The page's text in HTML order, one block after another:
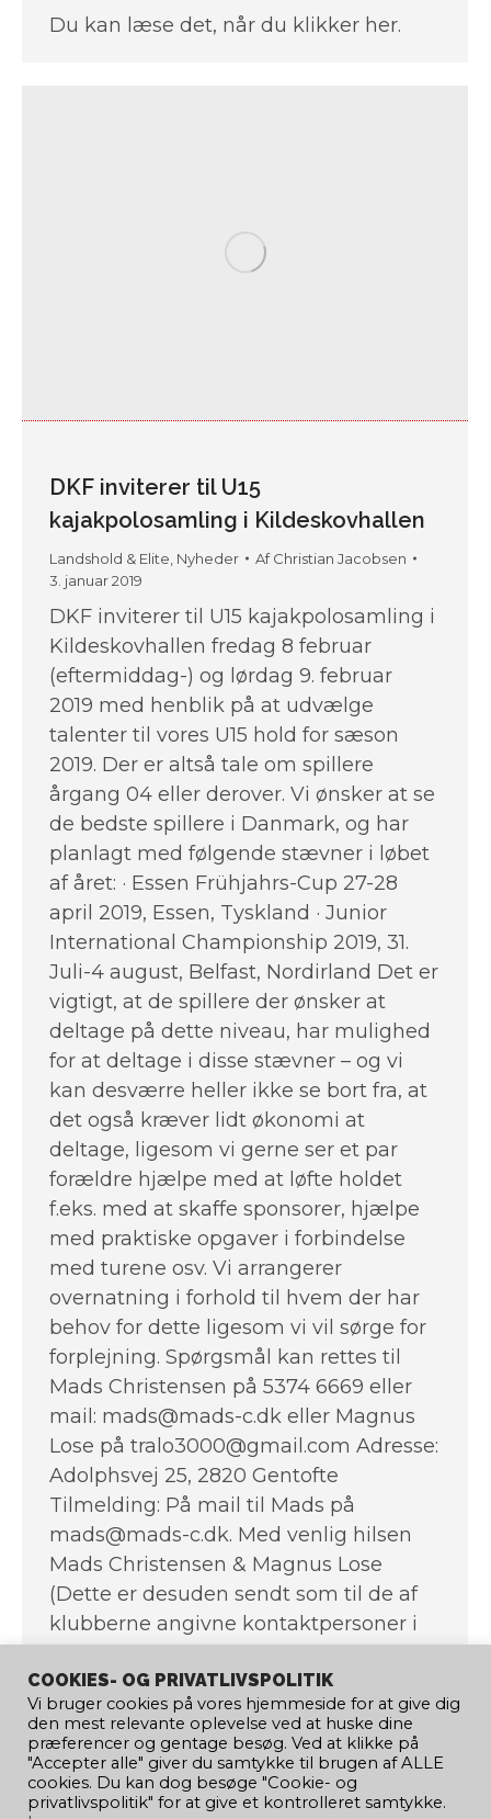
Du kan læse det, når du klikker her.
DKF inviterer til U15
kajakpolosamling i Kildeskovhallen
Landshold & Elite Nyheder AfChristian Jacobsen
3. januar 2019
DKF inviterer til U15 kajakpolosamling i
Kildeskovhallen fredag 8 februar
(eftermiddag-) og lørdag 9. februar
2019 med henblik på at udvælge
talenter til vores U15 hold for sæson
2019. Der er altså tale om spillere
årgang 04 eller derover. Vi ønsker at se
de bedste spillere i Danmark, og har
planlagt med følgende stævner i løbet
af året: · Essen Frühjahrs-Cup 27-28
april 2019, Essen, Tyskland · Junior
International Championship 2019, 31.
Juli-4 august, Belfast, Nordirland Det er
vigtigt, at de spillere der ønsker at
deltage på dette niveau, har mulighed
for at deltage i disse stævner – og vi
kan desværre heller ikke se bort fra, at
det også kræver lidt økonomi at
deltage, ligesom vi gerne ser et par
forældre hjælpe med at løfte holdet
f.eks. med at skaffe sponsorer, hjælpe
med praktiske opgaver i forbindelse
med turene osv. Vi arrangerer
overnatning i forhold til hvem der har
behov for dette ligesom vi vil sørge for
forplejning. Spørgsmål kan rettes til
Mads Christensen på 5374 6669 eller
mail: mads@mads-c.dk eller Magnus
Lose på tralo3000@gmail.com Adresse:
Adolphsvej 25, 2820 Gentofte
Tilmelding: På mail til Mads på
mads@mads-c.dk. Med venlig hilsen
Mads Christensen & Magnus Lose
(Dette er desuden sendt som til de af
klubberne angivne kontaktpersoner i
vi tidligere har kommunikeret med. ).
← 1 … 259 260 261 262
COOKIES- OG PRIVATLIVSPOLITIK
Vi bruger cookies på vores hjemmeside for at give dig
den mest relevante oplevelse ved at huske dine
præferencer og gentage besøg. Ved at klikke på
"Accepter alle" giver du samtykke til brugen af ​​ALLE
cookies. Du kan dog besøge "Cookie- og
privatlivspolitik" for at give et kontrolleret samtykke.